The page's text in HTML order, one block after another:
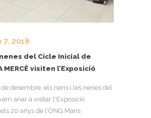
2018
del Cicle Inicial de
MERCÈ visiten l’Exposició
desembre, els nens i les nenes del
anar a visitar l'Exposició
20 anys de l'ONG Mans